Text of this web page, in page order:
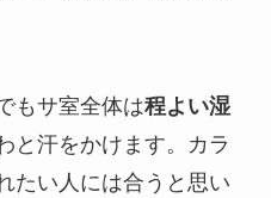
もサ室全体は程よい湿
と汗をかけます。カラ
たい人には合うと思い